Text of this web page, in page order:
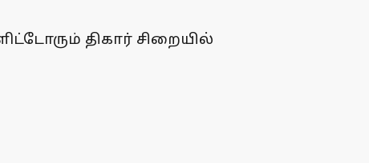
திகார் சிறையில்